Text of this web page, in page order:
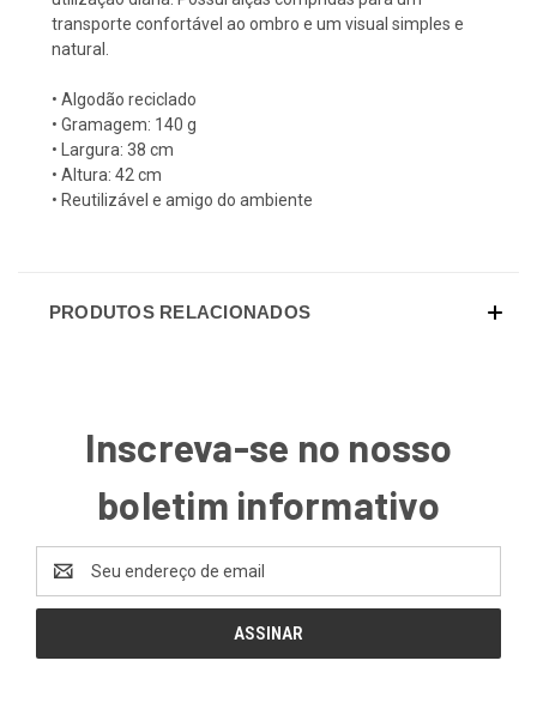
transporte confortável ao ombro e um visual simples e
natural.
• Algodão reciclado
• Gramagem: 140 g
• Largura: 38 cm
• Altura: 42 cm
• Reutilizável e amigo do ambiente
PRODUTOS RELACIONADOS
Inscreva-se no nosso
boletim informativo
de
email